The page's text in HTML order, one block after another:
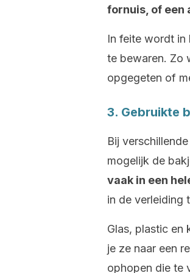
fornuis, of een
In feite wordt in
te bewaren. Zo
opgegeten of
3. Gebruikte
Bij
mogelijk de
vaak in een
in de verleiding
Glas, plastic en
je ze naar een
ophopen die te